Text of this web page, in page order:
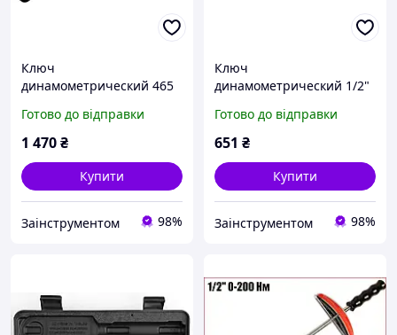
Ключ
динамометрический 465
210 Нм (57350)
Готово до відправки
1 470₴
Купити
Заінструментом 98%
Ключ
динамометрический 1/2"
Нм (57450)
Готово до відправки
651 ₴
Купити
Заінструментом 98%